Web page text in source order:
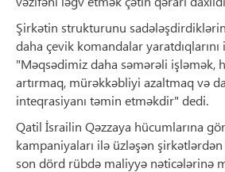
Şirkətin strukturunu
daha çevik komandalar
"Məqsədimiz daha səmərəli işləmək,
artırmaq, mürəkkəbliyi azaltmaq və
inteqrasiyanı təmin etməkdir" dedi.
Qatil İsrailin Qəzzaya hücumlarına
kampaniyaları ilə üzləşən
son dörd rübdə maliyyə nəticələrinə